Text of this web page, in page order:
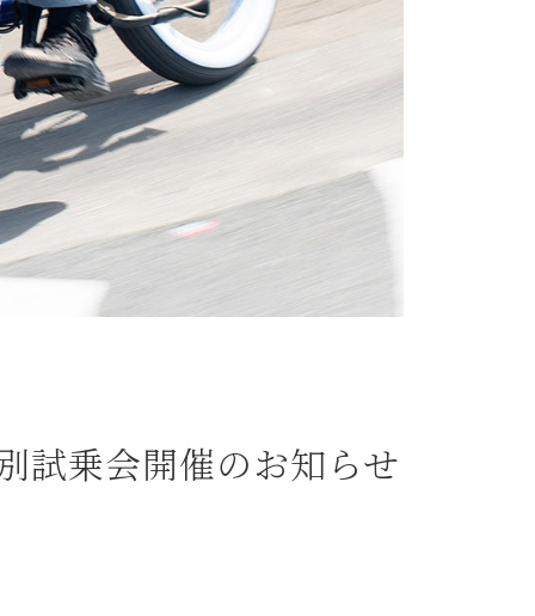
試乗会開催のお知らせ